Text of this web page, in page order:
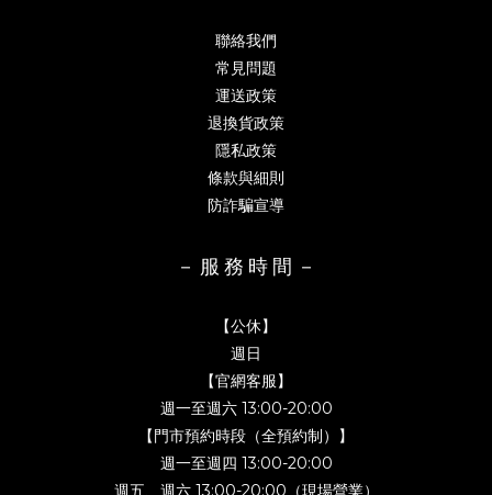
聯絡我們
常見問題
運送政策
退換貨政策
隱私政策
條款與細則
防詐騙宣導
－ 服 務 時 間 －
【公休】
週日
【官網客服】
週一至週六 13:00-20:00
【門市預約時段（全預約制）】
週一至週四 13:00-20:00
週五、週六 13:00-20:00（現場營業）